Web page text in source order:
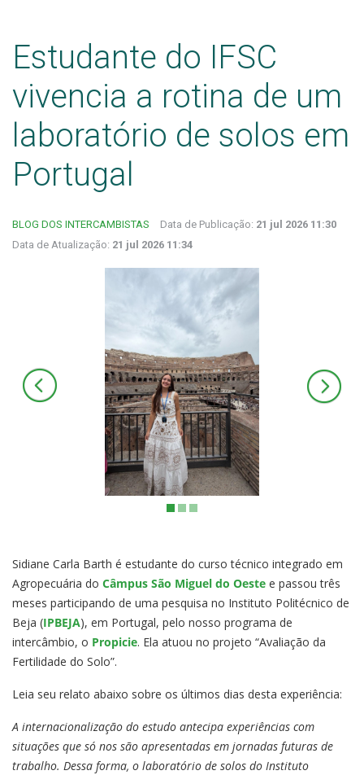
Estudante do IFSC
vivencia a rotina de um
laboratório de solos em
Portugal
BLOG DOS INTERCAMBISTAS Data de Publicação: 21 jul 2026 11:30
Data de Atualização: 21 jul 2026 11:34
Sidiane Carla Barth é estudante do curso técnico integrado em
Agropecuária do Câmpus São Miguel do Oeste e passou três
meses participando de uma pesquisa no Instituto Politécnico de
Beja (IPBEJA), em Portugal, pelo nosso programa de
intercâmbio, o Propicie. Ela atuou no projeto “Avaliação da
Fertilidade do Solo”.
Leia seu relato abaixo sobre os últimos dias desta experiência:
A internacionalização do estudo antecipa experiências com
situações que só nos são apresentadas em jornadas futuras de
trabalho. Dessa forma, o laboratório de solos do Instituto